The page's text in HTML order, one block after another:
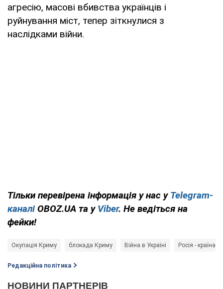
агресію, масові вбивства українців і
руйнування міст, тепер зіткнулися з
наслідками війни.
Тільки перевірена інформація у нас у Telegram-
каналі OBOZ.UA та у Viber. Не ведіться на
фейки!
Окупація Криму блокада Криму Війна в Україні Росія - країна-
Редакційна політика